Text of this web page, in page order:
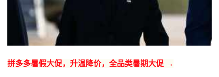
拼多多暑假大促，升温降价，全品类暑期大促 →